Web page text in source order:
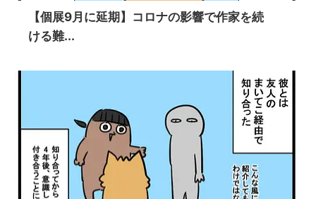
【個展9月に延期】コロナの影響で作家を続
ける難...